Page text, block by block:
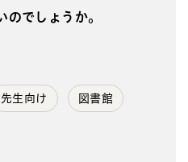
でしょうか。
先生向け 図書館